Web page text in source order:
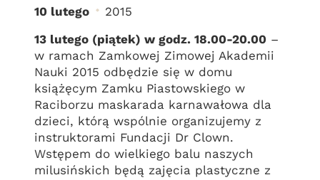
Spotkanie z kulturą
10 lutego
2015
13 lutego (piątek) w godz. 18.00-20.00 –
w ramach Zamkowej Zimowej Akademii
Nauki 2015 odbędzie się w domu
książęcym Zamku Piastowskiego w
Raciborzu maskarada karnawałowa dla
dzieci, którą wspólnie organizujemy z
instruktorami Fundacji Dr Clown.
Wstępem do wielkiego balu naszych
milusińskich będą zajęcia plastyczne z